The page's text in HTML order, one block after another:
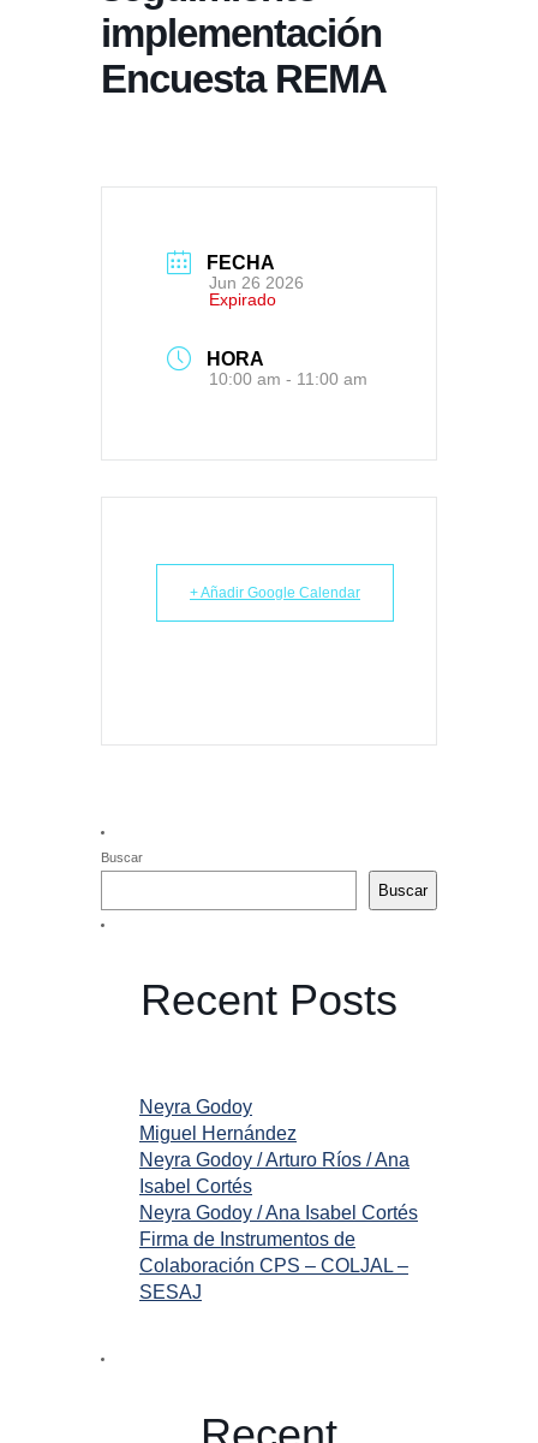
implementación
Encuesta REMA
FECHA
Jun 26 2026
Expirado
HORA
10:00 am - 11:00 am
+ Añadir Google Calendar
Buscar
Buscar
Recent Posts
Neyra Godoy
Miguel Hernández
Neyra Godoy / Arturo Ríos / Ana
Isabel Cortés
Neyra Godoy / Ana Isabel Cortés
Firma de Instrumentos de
Colaboración CPS – COLJAL –
SESAJ